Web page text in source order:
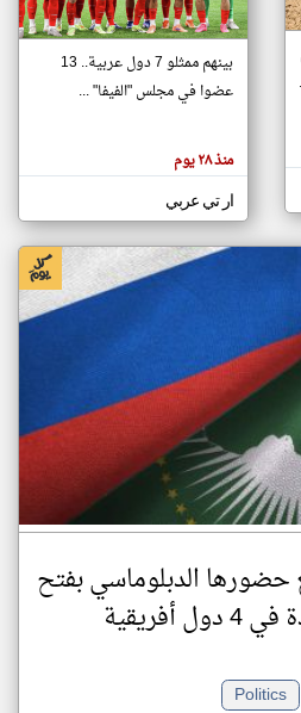
تغيير الدولة
اخبار جزر القمر على مدار الساعة
أهم اخبار جزر القمر العاجلة والمباشرة
بينهم ممثلو 7 دول عربية.. 13
عضوا في مجلس "الفيفا" ...
منذ ٢٨ يوم
ار تي عربي
الدبلوماسي بفتح
Politics
klyoum.com